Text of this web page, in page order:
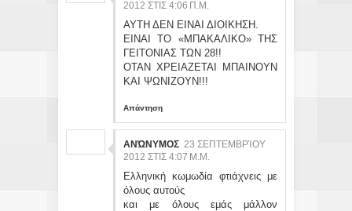
2012 ΣΤΙΣ 4:06 Π.Μ.
ΑΥΤΗ ΔΕΝ ΕΙΝΑΙ ΔΙΟΙΚΗΣΗ.
ΕΙΝΑΙ ΤΟ «ΜΠΑΚΑΛΙΚΟ» ΤΗΣ
ΓΕΙΤΟΝΙΑΣ ΤΩΝ 28!!
ΟΤΑΝ ΧΡΕΙΑΖΕΤΑΙ ΜΠΑΙΝΟΥΝ
ΚΑΙ ΨΩΝΙΖΟΥΝ!!!
Απάντηση
ΑΝΏΝΥΜΟΣ 23 ΣΕΠΤΕΜΒΡΊΟΥ
2012 ΣΤΙΣ 4:07 Μ.Μ.
Ελληνική κωμωδία φτιάχνεις με
όλους αυτούς
και με όλους εμάς μάλλον